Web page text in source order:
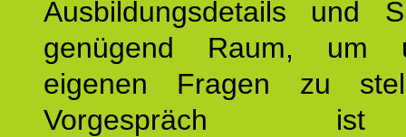
Ausbildungsdetails und
genügend Raum, um
eigenen Fragen zu